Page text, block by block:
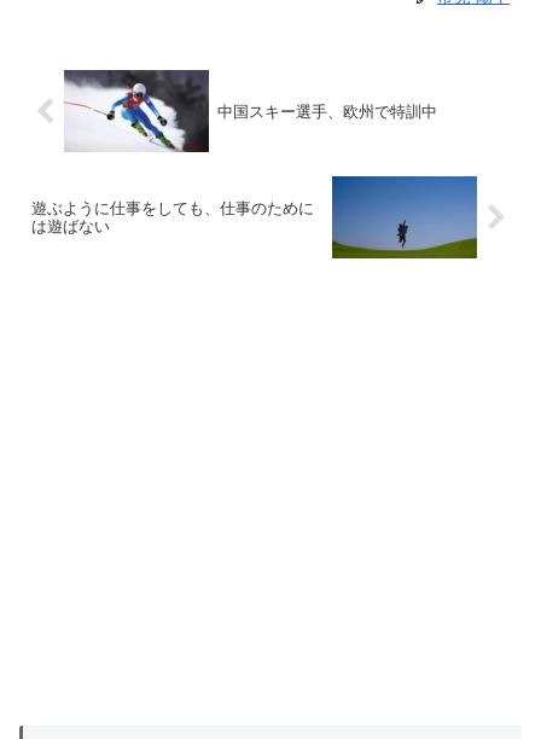
中国スキー選手、欧州で特訓中
遊ぶように仕事をしても、仕事のために
は遊ばない